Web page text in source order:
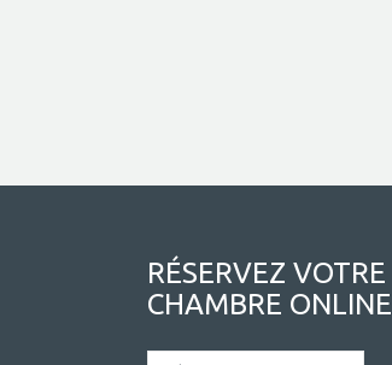
RÉSERVEZ VOTRE
CHAMBRE ONLINE